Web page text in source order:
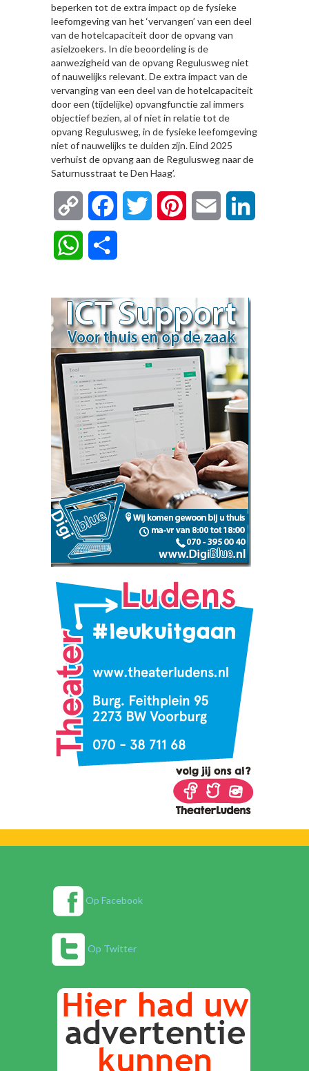
beperken tot de extra impact op de fysieke
leefomgeving van het ‘vervangen’ van een deel
van de hotelcapaciteit door de opvang van
asielzoekers. In die beoordeling is de
aanwezigheid van de opvang Regulusweg niet
of nauwelijks relevant. De extra impact van de
vervanging van een deel van de hotelcapaciteit
door een (tijdelijke) opvangfunctie zal immers
objectief bezien, al of niet in relatie tot de
opvang Regulusweg, in de fysieke leefomgeving
niet of nauwelijks te duiden zijn. Eind 2025
verhuist de opvang aan de Regulusweg naar de
Saturnusstraat te Den Haag’.
Copy
Link
FacebookTwitter Pinterest Email
WhatsApp
Op Facebook
Op Twitter